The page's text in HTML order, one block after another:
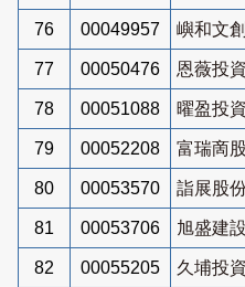
76 00049957 嶼和文
77 00050476 恩薇投
78 00051088 曜盈投
79 00052208 富瑞啇
80 00053570 詣展股
81 00053706 旭盛建
82 00055205 久埔投